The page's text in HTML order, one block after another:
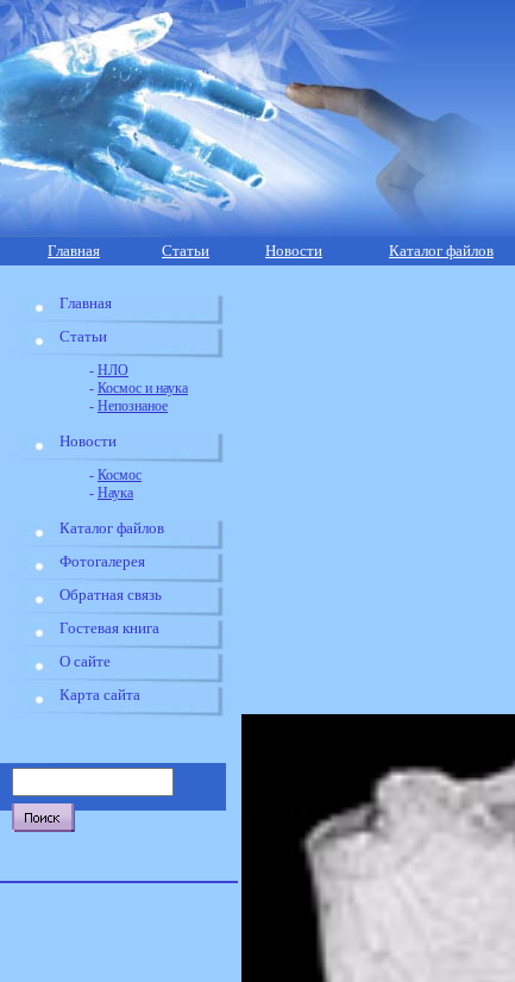
Главная Статьи Новости Каталог файлов
Главная
Статьи
- НЛО
- Космос и наука
- Непознаное
Новости
- Космос
- Наука
Каталог файлов
Фотогалерея
Обратная связь
Гостевая книга
О сайте
Карта сайта